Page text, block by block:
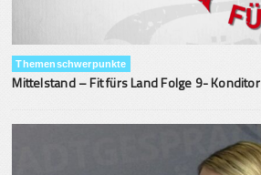
Themenschwerpunkte
Mittelstand – Fit fürs Land Folge 9- Konditor